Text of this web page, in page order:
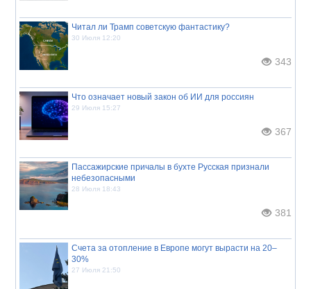
Читал ли Трамп советскую фантастику?
30 Июля 12:20
343
Что означает новый закон об ИИ для россиян
29 Июля 15:27
367
Пассажирские причалы в бухте Русская признали
небезопасными
28 Июля 18:43
381
Счета за отопление в Европе могут вырасти на 20–
30%
27 Июля 21:50